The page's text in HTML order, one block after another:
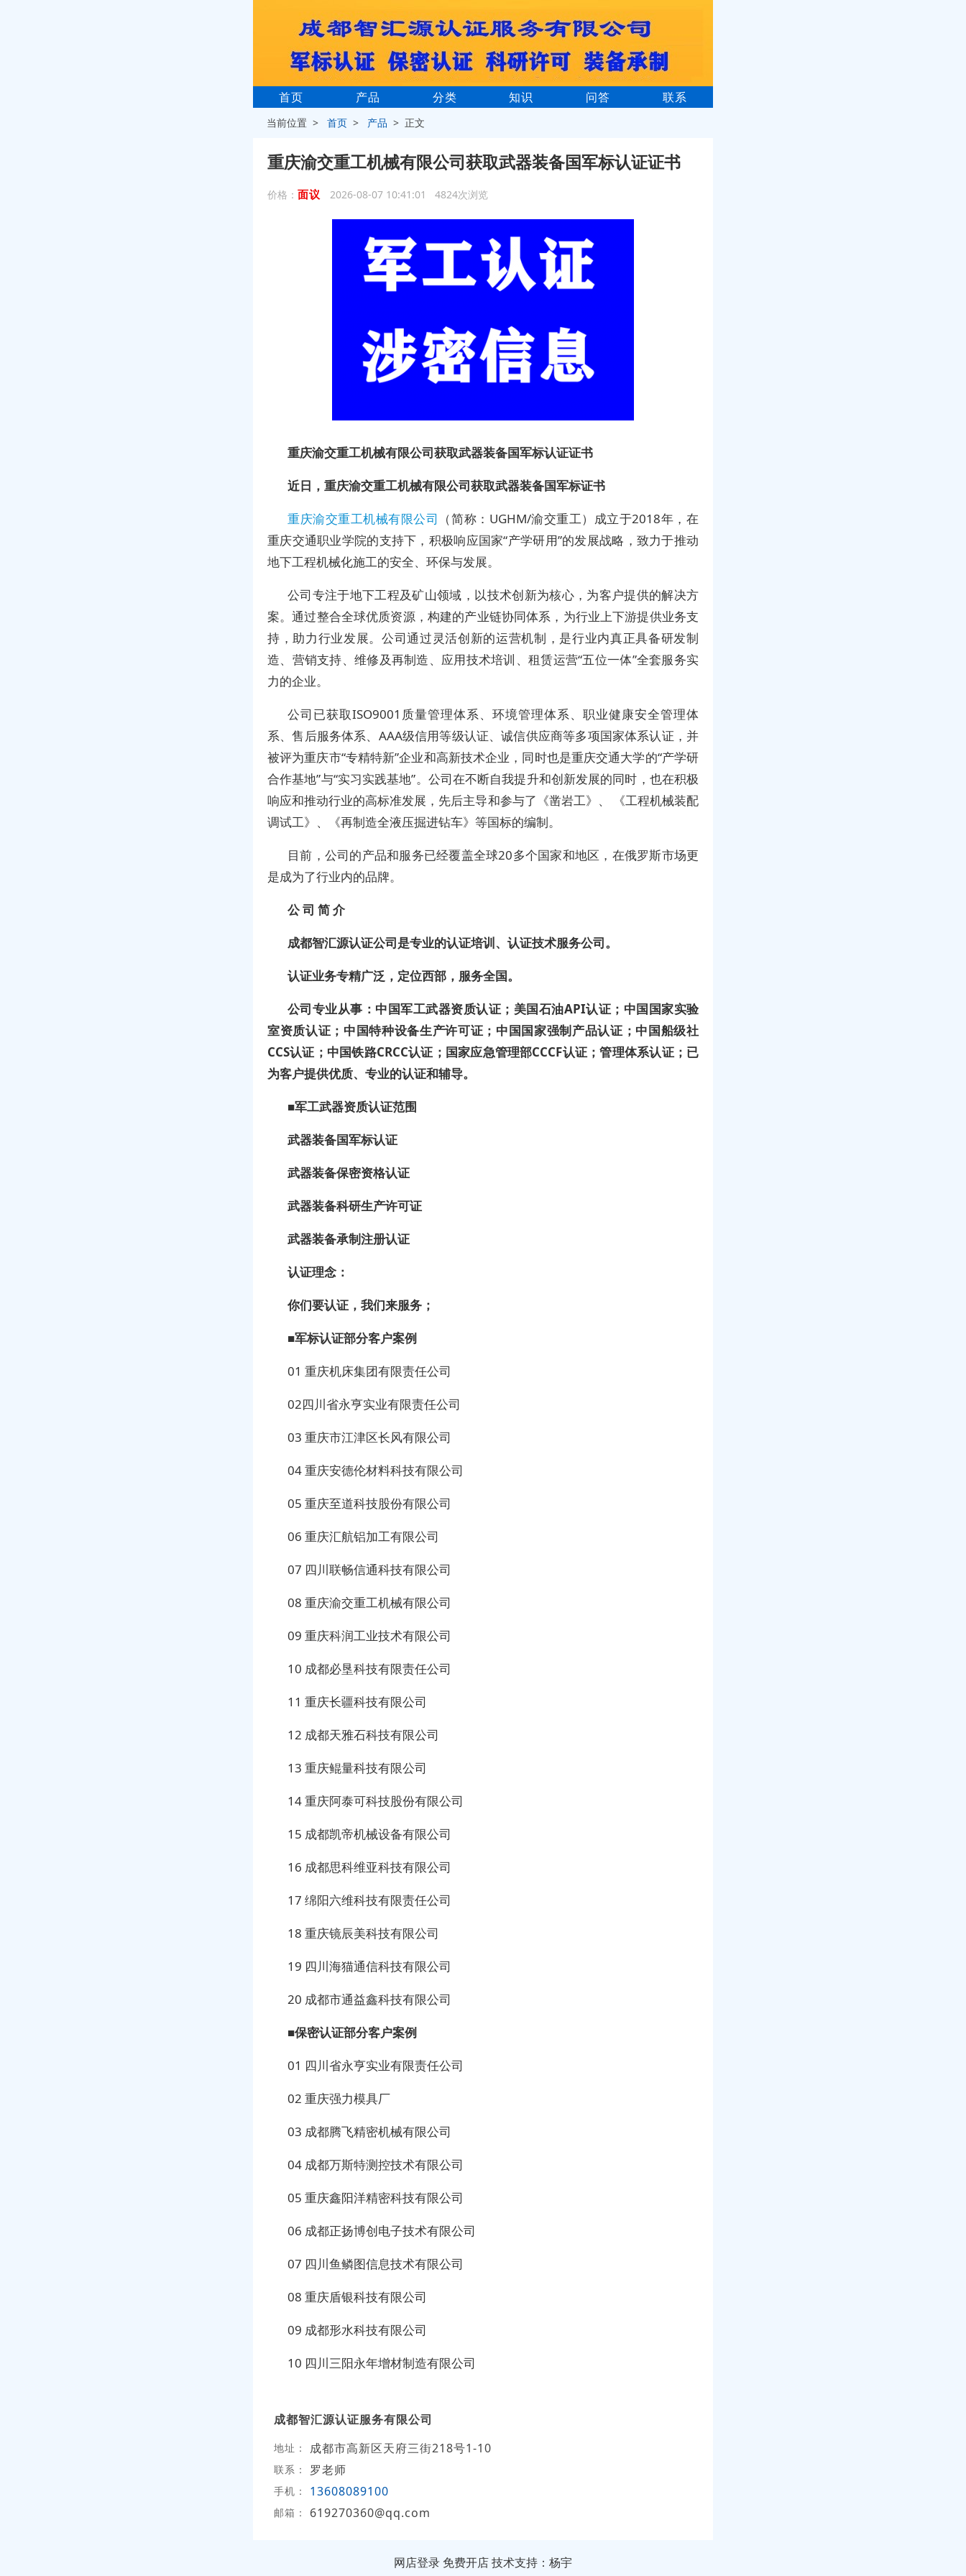
首页 产品 分类 知识 问答 联系
当前位置 >首页 > 产品 > 正文
重庆渝交重工机械有限公司获取武器装备国军标认证证书
价格： 面议 2026-08-07 10:41:01 4824次浏览
重庆渝交重工机械有限公司获取武器装备国军标认证证书
近日，重庆渝交重工机械有限公司获取武器装备国军标证书
重庆渝交重工机械有限公司
（简称：UGHM/渝交重工）成立于2018年，在
重庆交通职业学院的支持下，积极响应国家“产学研用”的发展战略，致力于推动
地下工程机械化施工的安全、环保与发展。
公司专注于地下工程及矿山领域，以技术创新为核心，为客户提供的解决方
案。通过整合全球优质资源，构建的产业链协同体系，为行业上下游提供业务支
持，助力行业发展。公司通过灵活创新的运营机制，是行业内真正具备研发制
造、营销支持、维修及再制造、应用技术培训、租赁运营“五位一体”全套服务实
力的企业。
公司已获取ISO9001质量管理体系、环境管理体系、职业健康安全管理体
系、售后服务体系、AAA级信用等级认证、诚信供应商等多项国家体系认证，并
被评为重庆市“专精特新”企业和高新技术企业，同时也是重庆交通大学的“产学研
合作基地”与“实习实践基地”。公司在不断自我提升和创新发展的同时，也在积极
响应和推动行业的高标准发展，先后主导和参与了《凿岩工》、 《工程机械装配
调试工》、《再制造全液压掘进钻车》等国标的编制。
目前，公司的产品和服务已经覆盖全球20多个国家和地区，在俄罗斯市场更
是成为了行业内的品牌。
公 司 简 介
成都智汇源认证公司是专业的认证培训、认证技术服务公司。
认证业务专精广泛，定位西部，服务全国。
公司专业从事： 中国军工武器资质认证 ；美国石油API认证；中国国家实验
室资质认证；中国特种设备生产许可证；中国国家强制产品认证；中国船级社
CCS认证；中国铁路CRCC认证；国家应急管理部CCCF认证；管理体系认证；已
为客户提供优质、专业的认证和辅导。
■军工武器资质认证范围
武器装备国军标认证
武器装备保密资格认证
武器装备科研生产许可证
武器装备承制注册认证
认证理念：
你们要认证，我们来服务；
■军标认证部分客户案例
01 重庆机床集团有限责任公司
02四川省永亨实业有限责任公司
03 重庆市江津区长风有限公司
04 重庆安德伦材料科技有限公司
05 重庆至道科技股份有限公司
06 重庆汇航铝加工有限公司
07 四川联畅信通科技有限公司
08 重庆渝交重工机械有限公司
09 重庆科润工业技术有限公司
10 成都必垦科技有限责任公司
11 重庆长疆科技有限公司
12 成都天雅石科技有限公司
13 重庆鲲量科技有限公司
14 重庆阿泰可科技股份有限公司
15 成都凯帝机械设备有限公司
16 成都思科维亚科技有限公司
17 绵阳六维科技有限责任公司
18 重庆镜辰美科技有限公司
19 四川海猫通信科技有限公司
20 成都市通益鑫科技有限公司
■保密认证部分客户案例
01 四川省永亨实业有限责任公司
02 重庆强力模具厂
03 成都腾飞精密机械有限公司
04 成都万斯特测控技术有限公司
05 重庆鑫阳洋精密科技有限公司
06 成都正扬博创电子技术有限公司
07 四川鱼鳞图信息技术有限公司
08 重庆盾银科技有限公司
09 成都形水科技有限公司
10 四川三阳永年增材制造有限公司
成都智汇源认证服务有限公司
地址： 成都市高新区天府三街218号1-10
联系： 罗老师
手机： 13608089100
邮箱： 619270360@qq.com
网店登录 免费开店技术支持：杨宇